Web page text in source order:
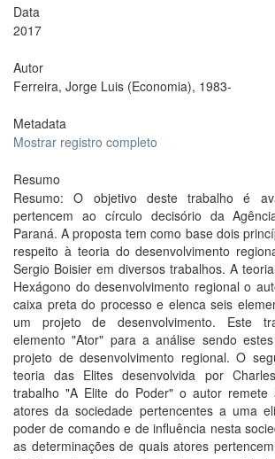
Data
2017
Autor
Ferreira, Jorge Luis (Economia), 1983-
Metadata
Mostrar registro completo
Resumo
Resumo: O objetivo deste trabalho é
pertencem ao círculo decisório da
Paraná. A proposta tem como base dois
respeito à teoria do desenvolvimento
Sergio Boisier em diversos trabalhos. A
Hexágono do desenvolvimento regional o
caixa preta do processo e elenca seis
um projeto de desenvolvimento. Este
elemento "Ator" para a análise sendo
projeto de desenvolvimento regional. O
teoria das Elites desenvolvida por
trabalho "A Elite do Poder" o autor
atores da sociedade pertencentes a uma
poder de comando e de influência nesta
as determinações de quais atores